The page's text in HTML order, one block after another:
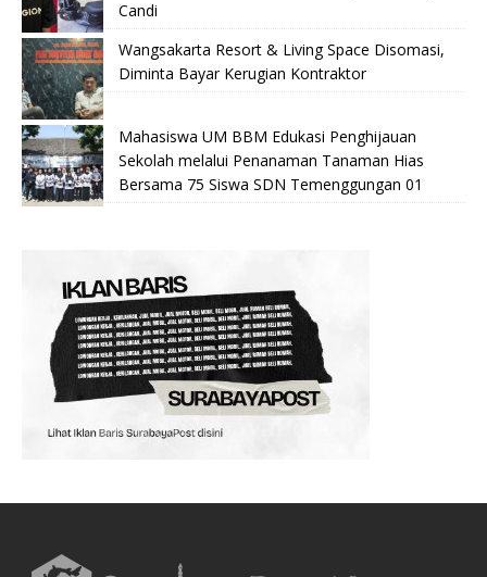
Candi
Wangsakarta Resort & Living Space Disomasi,
Diminta Bayar Kerugian Kontraktor
Mahasiswa UM BBM Edukasi Penghijauan
Sekolah melalui Penanaman Tanaman Hias
Bersama 75 Siswa SDN Temenggungan 01